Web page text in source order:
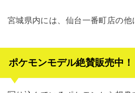
宮城県内には、仙台一番町店の他
ポケモンモデル絶賛販売中！